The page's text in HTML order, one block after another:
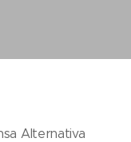
Alternativa